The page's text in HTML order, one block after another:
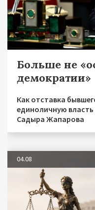
Больше не
демократии»
Как отставка
единоличную
Садыра Жапарова
04.08